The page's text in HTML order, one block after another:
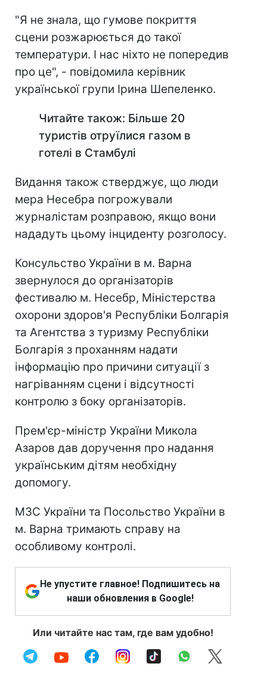
"Я не знала, що гумове покриття
сцени розжарюється до такої
температури. І нас ніхто не попередив
про це", - повідомила керівник
української групи Ірина Шепеленко.
Читайте також: Більше 20
туристів отруїлися газом в
готелі в Стамбулі
Видання також стверджує, що люди
мера Несебра погрожували
журналістам розправою, якщо вони
нададуть цьому інциденту розголосу.
Консульство України в м. Варна
звернулося до організаторів
фестивалю м. Несебр, Міністерства
охорони здоров'я Республіки Болгарія
та Агентства з туризму Республіки
Болгарія з проханням надати
інформацію про причини ситуації з
нагріванням сцени і відсутності
контролю з боку організаторів.
Прем'єр-міністр України Микола
Азаров дав доручення про надання
українським дітям необхідну
допомогу.
МЗС України та Посольство України в
м. Варна тримають справу на
особливому контролі.
Не упустите главное! Подпишитесь на
наши обновления в Google!
Или читайте нас там, где вам удобно!